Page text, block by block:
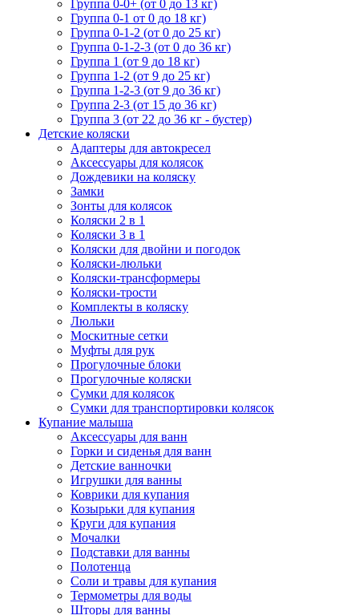
Группа 0-0+ (от 0 до 13 кг)
Группа 0-1 от 0 до 18 кг)
Группа 0-1-2 (от 0 до 25 кг)
Группа 0-1-2-3 (от 0 до 36 кг)
Группа 1 (от 9 до 18 кг)
Группа 1-2 (от 9 до 25 кг)
Группа 1-2-3 (от 9 до 36 кг)
Группа 2-3 (от 15 до 36 кг)
Группа 3 (от 22 до 36 кг - бустер)
Детские коляски
Адаптеры для автокресел
Аксессуары для колясок
Дождевики на коляску
Замки
Зонты для колясок
Коляски 2 в 1
Коляски 3 в 1
Коляски для двойни и погодок
Коляски-люльки
Коляски-трансформеры
Коляски-трости
Комплекты в коляску
Люльки
Москитные сетки
Муфты для рук
Прогулочные блоки
Прогулочные коляски
Сумки для колясок
Сумки для транспортировки колясок
Купание малыша
Аксессуары для ванн
Горки и сиденья для ванн
Детские ванночки
Игрушки для ванны
Коврики для купания
Козырьки для купания
Круги для купания
Мочалки
Подставки для ванны
Полотенца
Соли и травы для купания
Термометры для воды
Шторы для ванны